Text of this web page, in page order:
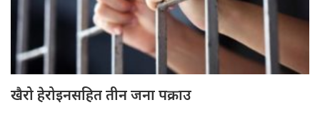
खैरो हेरोइनसहित तीन जना पक्राउ